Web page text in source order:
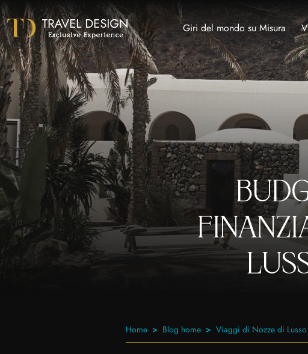
Giri del mondo su Misura
Home Blog home Viaggi di Nozze di Lusso